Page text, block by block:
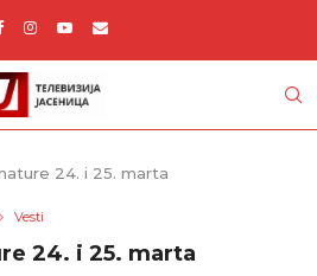
24. i 25. marta
Vesti
24. i 25. marta